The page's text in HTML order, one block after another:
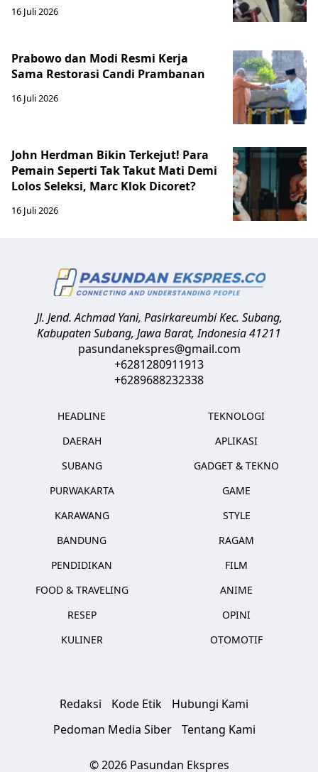
16 Juli 2026
Prabowo dan Modi Resmi Kerja
Sama Restorasi Candi Prambanan
16 Juli 2026
John Herdman Bikin Terkejut! Para
Pemain Seperti Tak Takut Mati Demi
Lolos Seleksi, Marc Klok Dicoret?
16 Juli 2026
Jl. Jend. Achmad Yani, Pasirkareumbi Kec. Subang,
Kabupaten Subang, Jawa Barat,Indonesia41211
pasundanekspres@gmail.com
+6281280911913
+6289688232338
HEADLINE
DAERAH
SUBANG
PURWAKARTA
KARAWANG
BANDUNG
PENDIDIKAN
FOOD & TRAVELING
RESEP
KULINER
TEKNOLOGI
APLIKASI
GADGET & TEKNO
GAME
STYLE
RAGAM
FILM
ANIME
OPINI
OTOMOTIF
Redaksi Kode Etik
Hubungi Kami
Pedoman Media Siber
Tentang Kami
© 2026 Pasundan Ekspres